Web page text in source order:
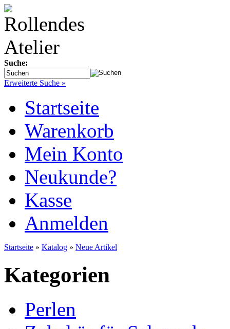
Suche:
Erweiterte Suche »
Startseite
Warenkorb
Mein Konto
Neukunde?
Kasse
Anmelden
Startseite » Katalog » Neue Artikel
Kategorien
Perlen